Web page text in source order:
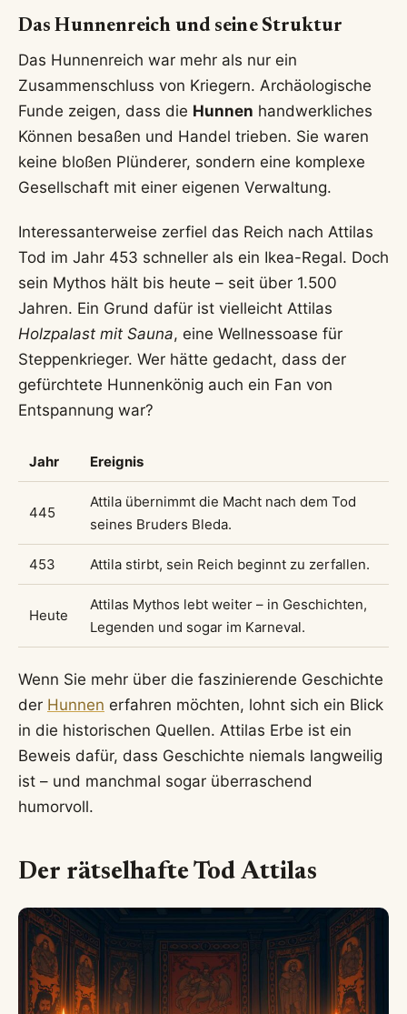
Das Hunnenreich und seine Struktur
Das Hunnenreich war mehr als nur ein
Zusammenschluss von Kriegern. Archäologische
Funde zeigen, dass die Hunnen handwerkliches
Können besaßen und Handel trieben. Sie waren
keine bloßen Plünderer, sondern eine komplexe
Gesellschaft mit einer eigenen Verwaltung.
Interessanterweise zerfiel das Reich nach Attilas
Tod im Jahr 453 schneller als ein Ikea-Regal. Doch
sein Mythos hält bis heute – seit über 1.500
Jahren. Ein Grund dafür ist vielleicht Attilas
Holzpalast mit Sauna, eine Wellnessoase für
Steppenkrieger. Wer hätte gedacht, dass der
gefürchtete Hunnenkönig auch ein Fan von
Entspannung war?
Jahr Ereignis
445
Attila übernimmt die Macht nach dem Tod
seines Bruders Bleda.
453 Attila stirbt, sein Reich beginnt zu zerfallen.
Heute
Attilas Mythos lebt weiter – in Geschichten,
Legenden und sogar im Karneval.
Wenn Sie mehr über die faszinierende Geschichte
der Hunnen erfahren möchten, lohnt sich ein Blick
in die historischen Quellen. Attilas Erbe ist ein
Beweis dafür, dass Geschichte niemals langweilig
ist – und manchmal sogar überraschend
humorvoll.
Der rätselhafte Tod Attilas